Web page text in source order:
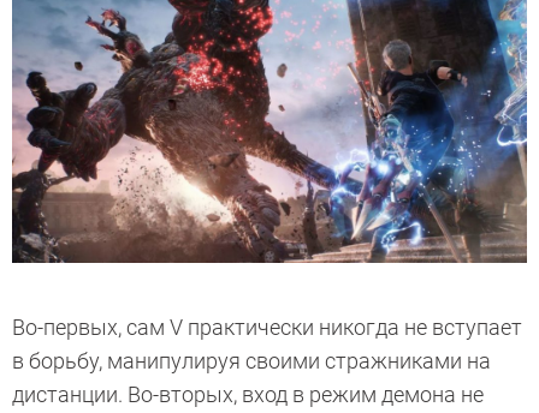
Во-первых, сам V практически никогда не вступает
в борьбу, манипулируя своими стражниками на
дистанции. Во-вторых, вход в режим демона не